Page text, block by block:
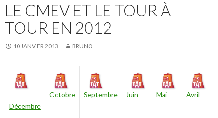
LE CMEV ET LE TOUR À
TOUR EN 2012
10 JANVIER 2013 BRUNO
Décembre
Octobre Septembre Juin Mai Avril